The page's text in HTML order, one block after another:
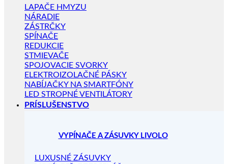
LAPAČE HMYZU
NÁRADIE
ZÁSTRČKY
SPÍNAČE
REDUKCIE
STMIEVAČE
SPOJOVACIE SVORKY
ELEKTROIZOLAČNÉ PÁSKY
NABÍJAČKY NA SMARTFÓNY
LED STROPNÉ VENTILÁTORY
PRÍSLUŠENSTVO
VYPÍNAČE A ZÁSUVKY LIVOLO
LUXUSNÉ ZÁSUVKY